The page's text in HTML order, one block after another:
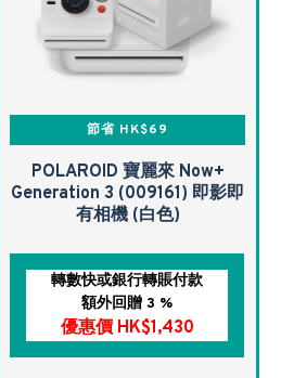
節省 HK$69
POLAROID 寶麗來 Now+
Generation 3 (009161) 即影即
有相機 (白色)
轉數快或銀行轉賬付款
額外回贈 3 %
優惠價 HK$1,430